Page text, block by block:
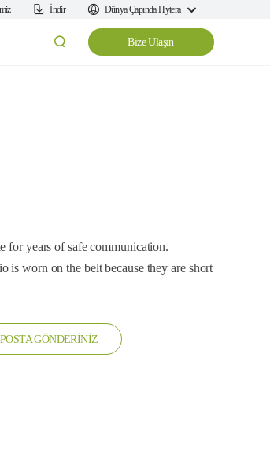
İndir Dünya Çapında Hytera
Bize Ulaşın
for years of safe communication.
is worn on the belt because they are short
GÖNDERİNİZ